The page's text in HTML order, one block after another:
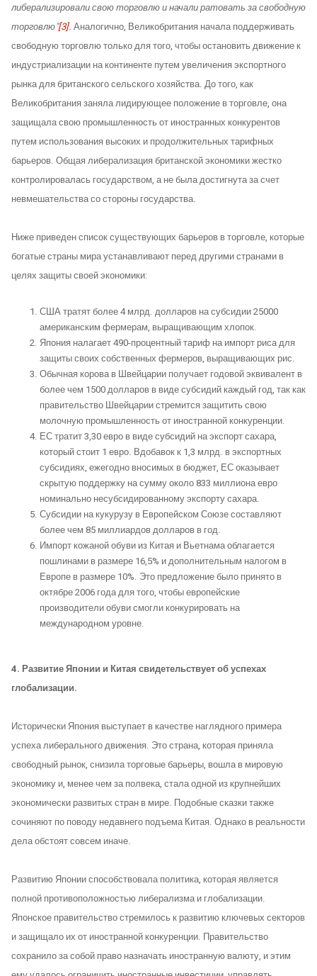
либерализировали свою торговлю и начали ратовать за свободную
торговлю"[3]. Аналогично, Великобритания начала поддерживать
свободную торговлю только для того, чтобы остановить движение к
индустриализации на континенте путем увеличения экспортного
рынка для британского сельского хозяйства. До того, как
Великобритания заняла лидирующее положение в торговле, она
защищала свою промышленность от иностранных конкурентов
путем использования высоких и продолжительных тарифных
барьеров. Общая либерализация британской экономики жестко
контролировалась государством, а не была достигнута за счет
невмешательства со стороны государства.
Ниже приведен список существующих барьеров в торговле, которые
богатые страны мира устанавливают перед другими странами в
целях защиты своей экономики:
США тратят более 4 млрд. долларов на субсидии 25000
американским фермерам, выращивающим хлопок.
Япония налагает 490-процентный тариф на импорт риса для
защиты своих собственных фермеров, выращивающих рис.
Обычная корова в Швейцарии получает годовой эквивалент в
более чем 1500 долларов в виде субсидий каждый год, так как
правительство Швейцарии стремится защитить свою
молочную промышленность от иностранной конкуренции.
ЕС тратит 3,30 евро в виде субсидий на экспорт сахара,
который стоит 1 евро. Вдобавок к 1,3 млрд. в экспортных
субсидиях, ежегодно вносимых в бюджет, ЕС оказывает
скрытую поддержку на сумму около 833 миллиона евро
номинально несубсидированному экспорту сахара.
Субсидии на кукурузу в Европейском Союзе составляют
более чем 85 миллиардов долларов в год.
Импорт кожаной обуви из Китая и Вьетнама облагается
пошлинами в размере 16,5% и дополнительным налогом в
Европе в размере 10%. Это предложение было принято в
октябре 2006 года для того, чтобы европейские
производители обуви смогли конкурировать на
международном уровне.
4. Развитие Японии и Китая свидетельствует об успехах
глобализации.
Исторически Япония выступает в качестве наглядного примера
успеха либерального движения. Это страна, которая приняла
свободный рынок, снизила торговые барьеры, вошла в мировую
экономику и, менее чем за полвека, стала одной из крупнейших
экономически развитых стран в мире. Подобные сказки также
сочиняют по поводу недавнего подъема Китая. Однако в реальности
дела обстоят совсем иначе.
Развитию Японии способствовала политика, которая является
полной противоположностью либерализма и глобализации.
Японское правительство стремилось к развитию ключевых секторов
и защищало их от иностранной конкуренции. Правительство
сохранило за собой право назначать иностранную валюту, и этим